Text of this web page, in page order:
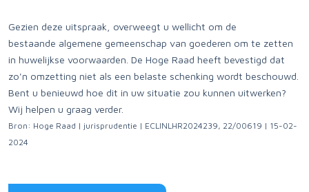
Gezien deze uitspraak, overweegt u wellicht om de
bestaande algemene gemeenschap van goederen om te zetten
in huwelijkse voorwaarden. De Hoge Raad heeft bevestigd dat
zo'n omzetting niet als een belaste schenking wordt beschouwd.
Bent u benieuwd hoe dit in uw situatie zou kunnen uitwerken?
Wij helpen u graag verder.
Bron: Hoge Raad | jurisprudentie | ECLINLHR2024239, 22/00619 | 15-02-
2024